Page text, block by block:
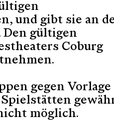
und gibt sie an
Den gültigen
Coburg
gegen Vorlage
möglich.